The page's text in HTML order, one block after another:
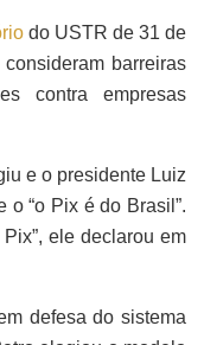
do USTR de 31 de
barreiras
contra empresas
e o presidente Luiz
o “o Pix é do Brasil”.
ele declarou em
defesa do sistema